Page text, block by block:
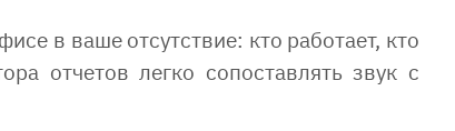
в ваше отсутствие: кто работает, кто
отчетов легко сопоставлять звук с